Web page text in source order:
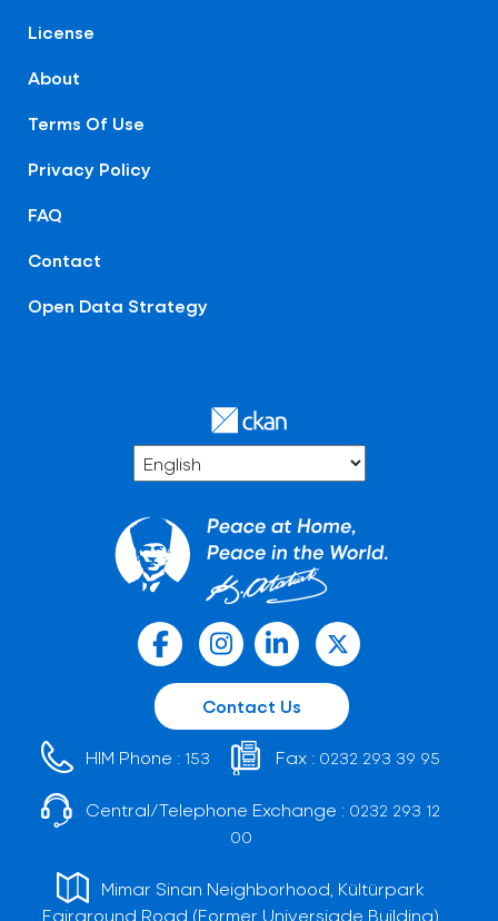
License
About
Terms Of Use
Privacy Policy
FAQ
Contact
Open Data Strategy
Contact Us
HIM Phone : 153 Fax : 0232 293 39 95
Central/Telephone Exchange : 0232 293 12
00
Mimar Sinan Neighborhood, Kültürpark
Fairground Road (Former Universiade Building)